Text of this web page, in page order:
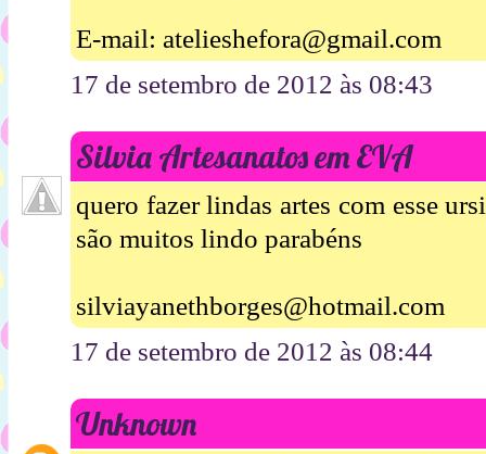
E-mail: atelieshefora@gmail.com
17 de setembro de 2012 às 08:43
Silvia Artesanatos em EVA
quero fazer lindas artes com esse
são muitos lindo parabéns
silviayanethborges@hotmail.com
17 de setembro de 2012 às 08:44
Unknown